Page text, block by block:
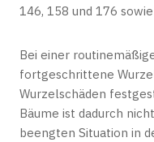
146, 158 und 176
Bei einer
fortgeschrittene
Wurzelschäden
Bäume ist dadurch
beengten Situation in